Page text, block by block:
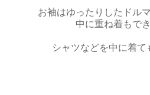
お袖はゆったりしたドル
中に重ね着もで
シャツなどを中に着て